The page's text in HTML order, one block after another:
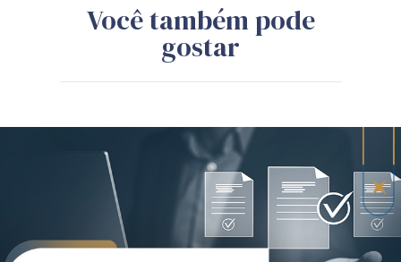
Você também pode
gostar